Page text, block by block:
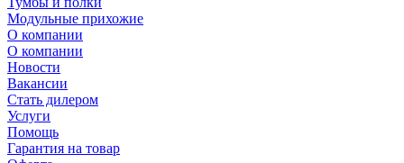
Модульные прихожие
О компании
О компании
Новости
Вакансии
Стать дилером
Услуги
Помощь
Гарантия на товар